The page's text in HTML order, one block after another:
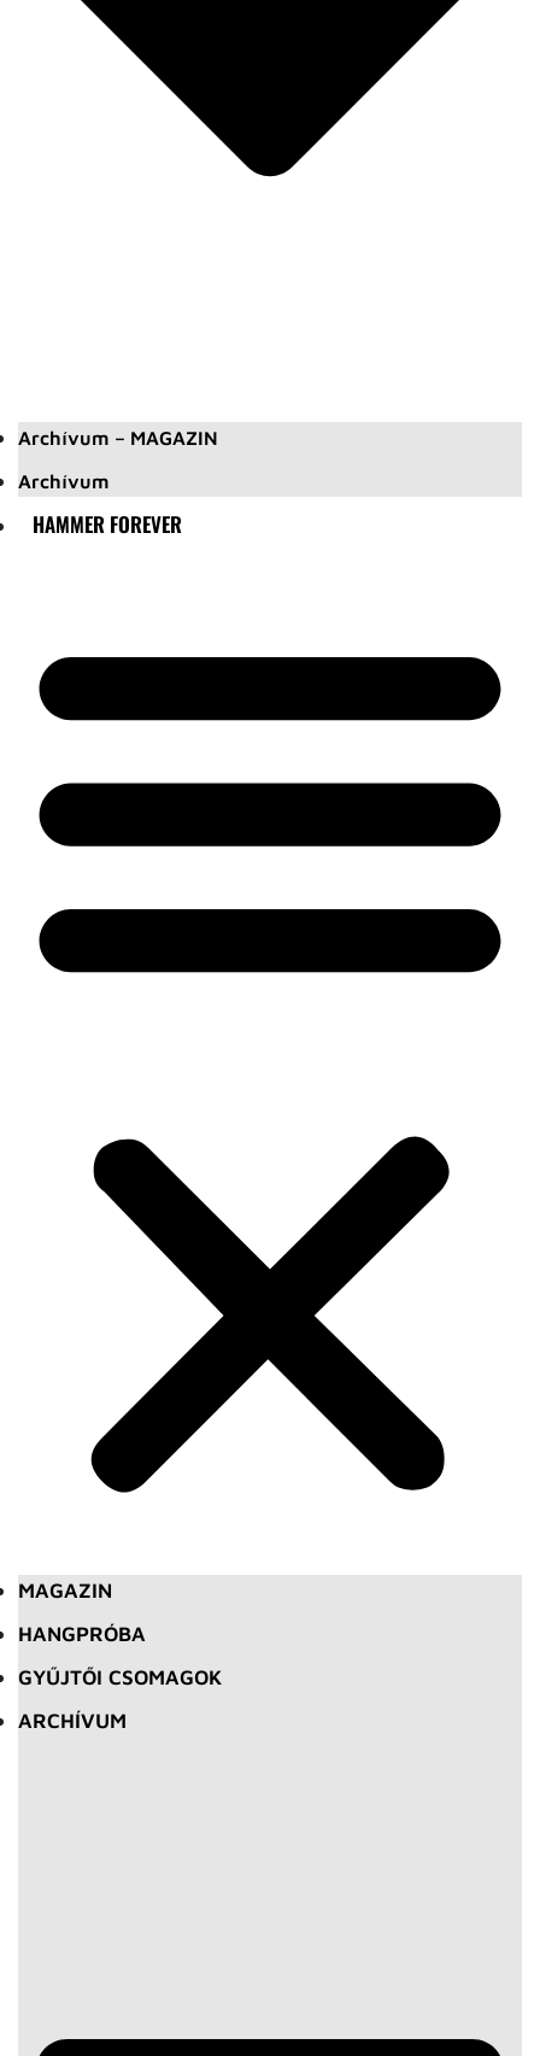
Archívum – MAGAZIN
Archívum
HAMMER FOREVER
MAGAZIN
HANGPRÓBA
GYŰJTŐI CSOMAGOK
ARCHÍVUM